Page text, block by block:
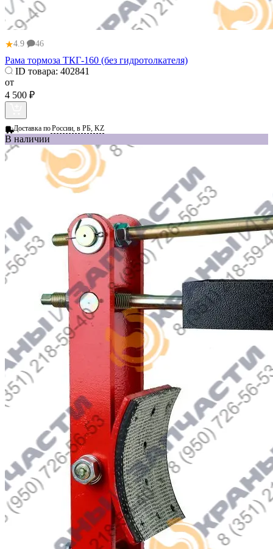
★4.9 46
Рама тормоза ТКГ-160 (без гидротолкателя)
ID товара: 402841
от
4 500 ₽
Доставка поРоссии, в РБ, KZ
В наличии